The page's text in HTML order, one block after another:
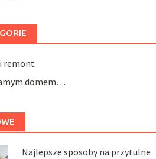
remont
domem…
Najlepsze sposoby na przytulne